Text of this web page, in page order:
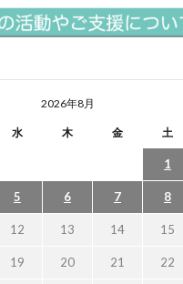
2026年8月
水 木 金 土
1
5 6 7 8
12 13 14 15
19 20 21 22